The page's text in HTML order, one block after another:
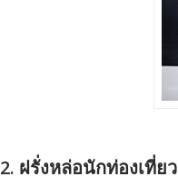
2. ฝรั่งหล่อนักท่องเที่ยว